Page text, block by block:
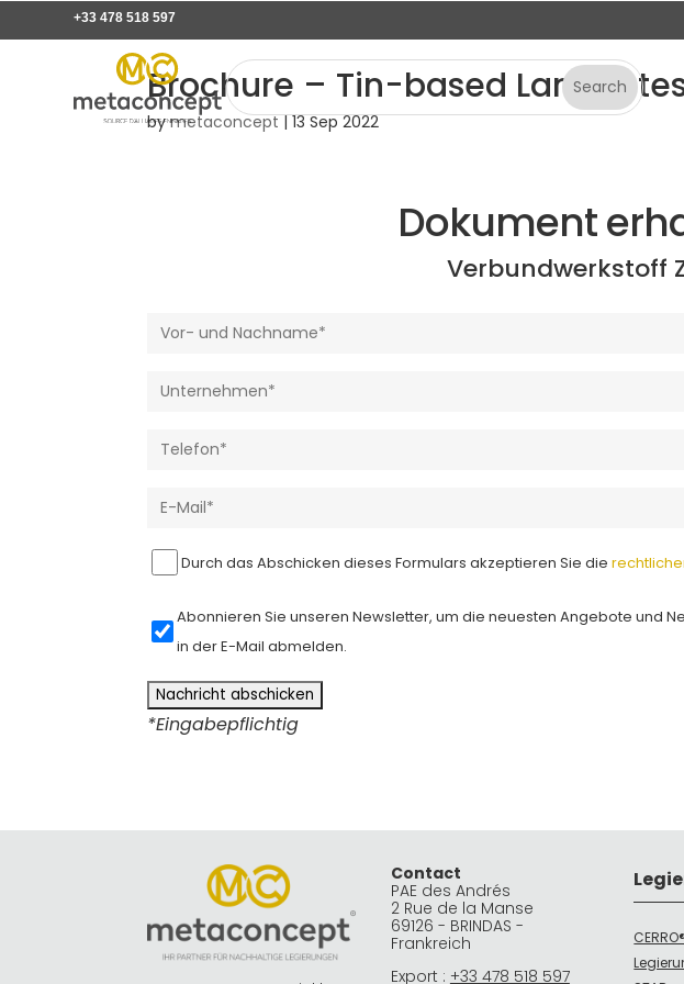
+33 478 518 597
Brochure – Tin-based
bymetaconcept|13 Sep 2022
Dokument
Verbundwerkstoff
Durch das Abschicken dieses Formulars akzeptieren Sie die
Abonnieren Sie unseren Newsletter, um die neuesten Angebote und
in der E-Mail abmelden.
*Eingabepflichtig
a
Contact
PAE des Andrés
2 Rue de la Manse
69126 - BRINDAS -
Frankreich
Export : +33 478 518 597